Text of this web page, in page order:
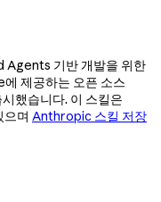
기반 개발을 위한
제공하는 오픈 소스
시했습니다. 이 스킬은
며 Anthropic 스킬 저장